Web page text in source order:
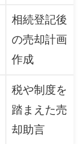
相続登記後
の売却計画
作成
税や制度を
踏まえた売
却助言